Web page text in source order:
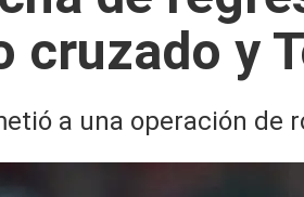
cruzado y
a una operación